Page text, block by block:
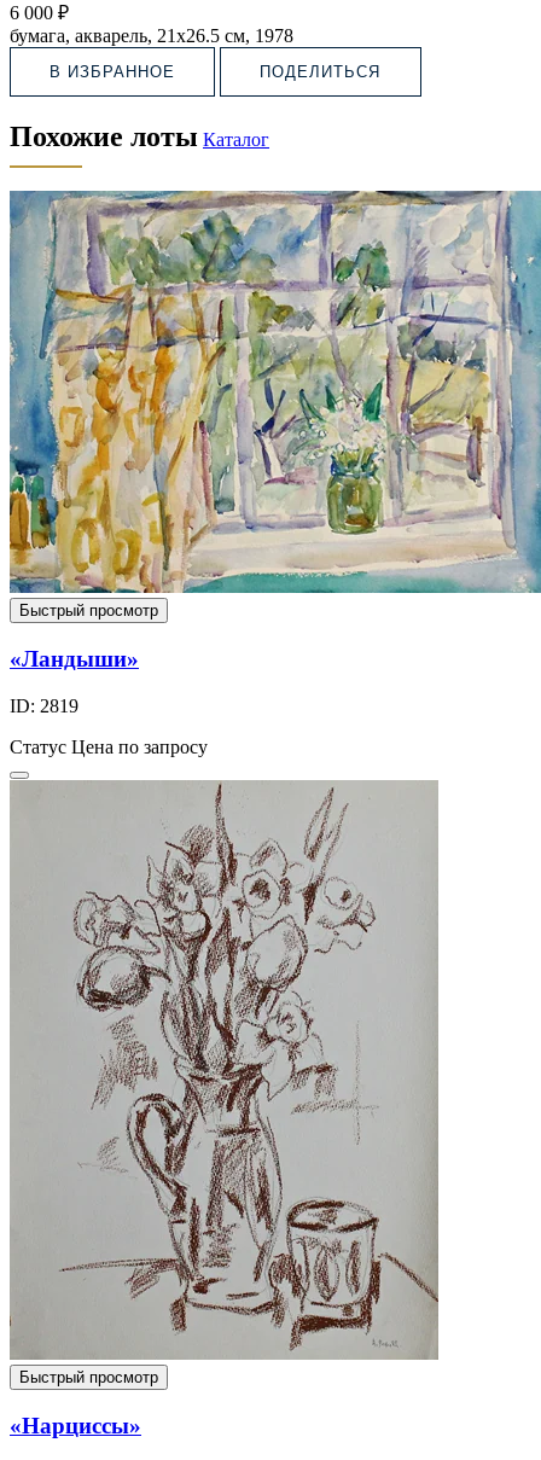
6 000 ₽
бумага, акварель, 21х26.5 см, 1978
В ИЗБРАННОЕ ПОДЕЛИТЬСЯ
Похожие лоты Каталог
Быстрый просмотр
«Ландыши»
ID: 2819
Статус Цена по запросу
Быстрый просмотр
«Нарциссы»